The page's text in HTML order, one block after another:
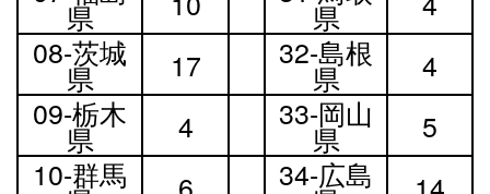
県 県
08-茨城
県 17 32-島根
県
4
09-栃木
県 4 33-岡山
県
5
10-群馬
34-広島